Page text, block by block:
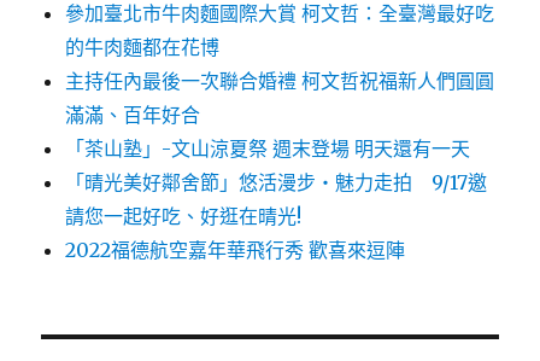
參加臺北市牛肉麵國際大賞 柯文哲：全臺灣最好吃
的牛肉麵都在花博
主持任內最後一次聯合婚禮 柯文哲祝福新人們圓圓
滿滿、百年好合
「茶山塾」-文山涼夏祭 週末登場 明天還有一天
「晴光美好鄰舍節」悠活漫步‧魅力走拍 9/17邀
請您一起好吃、好逛在晴光!
2022福德航空嘉年華飛行秀 歡喜來逗陣